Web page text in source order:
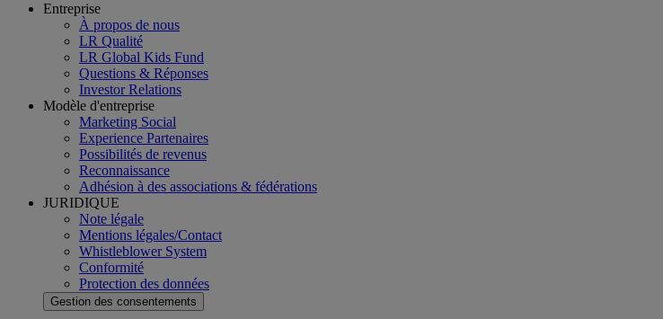
Entreprise
À propos de nous
LR Qualité
LR Global Kids Fund
Questions & Réponses
Investor Relations
Modèle d'entreprise
Marketing Social
Experience Partenaires
Possibilités de revenus
Reconnaissance
Adhésion à des associations & fédérations
JURIDIQUE
Note légale
Mentions légales/Contact
Whistleblower System
Conformité
Protection des données
Gestion des consentements